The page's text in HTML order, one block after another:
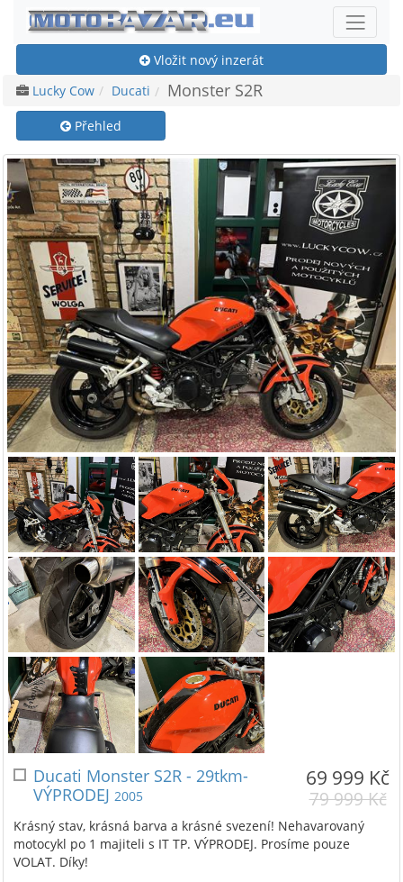
Vložit nový inzerát
Lucky Cow
Ducati Monster S2R
Přehled
69 999 Kč
79 999 Kč
Ducati Monster S2R - 29tkm-
VÝPRODEJ 2005
Krásný stav, krásná barva a krásné svezení! Nehavarovaný
motocykl po 1 majiteli s IT TP. VÝPRODEJ. Prosíme pouze
VOLAT. Díky!